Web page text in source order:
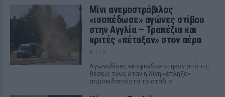
Μίνι ανεμοστρόβιλος
«ισοπέδωσε» αγώνες στίβου
στην Αγγλία – Τραπέζια και
κριτές «πέταξαν» στον αέρα
ΧΤΕΣ
Αγωνοδίκες εκσφενδονίστηκαν από τις
θέσεις τους όταν η δίνη «έπληξε»
απροειδοποίητα το στάδιο